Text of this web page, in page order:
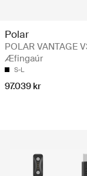
Polar
POLAR VANTAGE
Æfingaúr
S-L
97.039 kr